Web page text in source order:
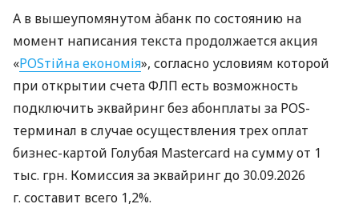
А в вышеупомянутом àбанк по состоянию на
момент написания текста продолжается акция
«POSтійна економія», согласно условиям которой
при открытии счета ФЛП есть возможность
подключить эквайринг без абонплаты за POS-
терминал в случае осуществления трех оплат
бизнес-картой Голубая Mastercard на сумму от 1
тыс. грн. Комиссия за эквайринг до 30.09.2026
г. составит всего 1,2%.